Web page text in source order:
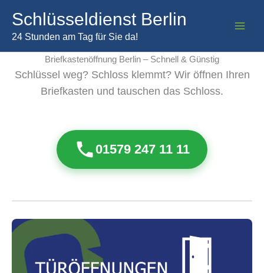
Inhalt
springen
Schlüsseldienst Berlin
24 Stunden am Tag für Sie da!
Briefkastenöffnung Berlin – Schnell & Günstig
Schlüssel weg? Schloss klemmt? Wir öffnen Ihren
Briefkasten und tauschen das Schloss.
01579 247 11 11